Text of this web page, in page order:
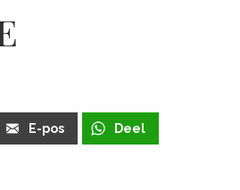
E-pos Deel